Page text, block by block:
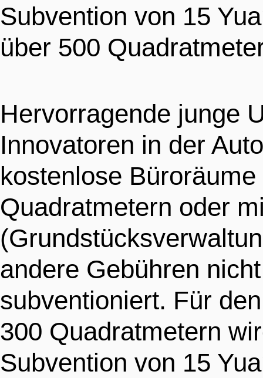
Subvention von 15
über 500
Hervorragende junge
Innovatoren in der
kostenlose
Quadratmetern oder
andere Gebühren
subventioniert. Für
300 Quadratmetern
Subvention von 15